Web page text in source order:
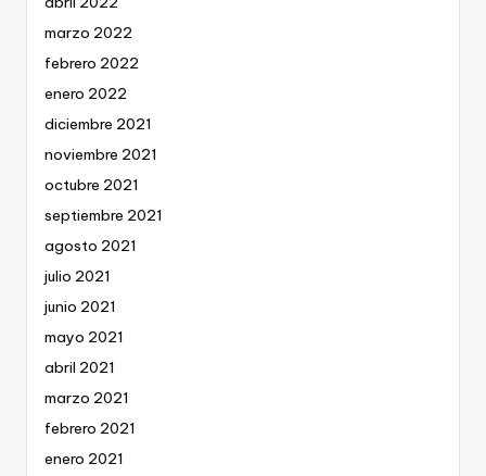
marzo 2022
febrero 2022
enero 2022
diciembre 2021
noviembre 2021
octubre 2021
septiembre 2021
agosto 2021
julio 2021
junio 2021
mayo 2021
abril 2021
marzo 2021
febrero 2021
enero 2021